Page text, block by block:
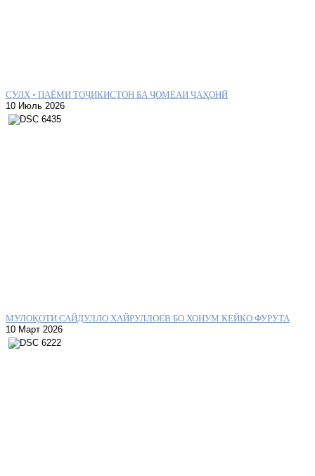
СУЛҲ – ПАЁМИ ТОҶИКИСТОН БА ҶОМЕАИ ҶАҲОНӢ
10 Июль 2026
МУЛОҚОТИ САЙДУЛЛО ХАЙРУЛЛОЕВ БО ХОНУМ КЕЙКО ФУРУТА
10 Март 2026